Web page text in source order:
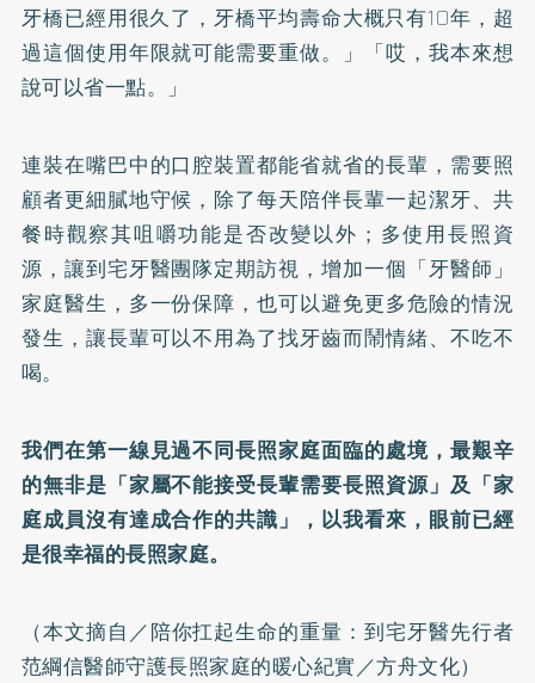
牙橋已經用很久了，牙橋平均壽命大概只有10年，超
過這個使用年限就可能需要重做。」「哎，我本來想
說可以省一點。」
連裝在嘴巴中的口腔裝置都能省就省的長輩，需要照
顧者更細膩地守候，除了每天陪伴長輩一起潔牙、共
餐時觀察其咀嚼功能是否改變以外；多使用長照資
源，讓到宅牙醫團隊定期訪視，增加一個「牙醫師」
家庭醫生，多一份保障，也可以避免更多危險的情況
發生，讓長輩可以不用為了找牙齒而鬧情緒、不吃不
喝。
我們在第一線見過不同長照家庭面臨的處境，最艱辛
的無非是「家屬不能接受長輩需要長照資源」及「家
庭成員沒有達成合作的共識」，以我看來，眼前已經
是很幸福的長照家庭。
（本文摘自／陪你扛起生命的重量：到宅牙醫先行者
范綱信醫師守護長照家庭的暖心紀實／方舟文化）